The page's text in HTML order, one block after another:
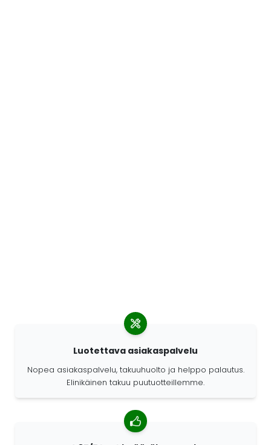
Luotettava asiakaspalvelu
Nopea asiakaspalvelu, takuuhuolto ja helppo palautus.
Elinikäinen takuu puutuotteillemme.